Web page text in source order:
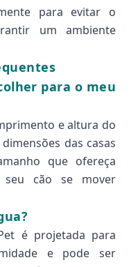
para evitar o
um ambiente
para o meu
e altura do
das casas
que ofereça
seu cão se mover
é projetada para
e pode ser